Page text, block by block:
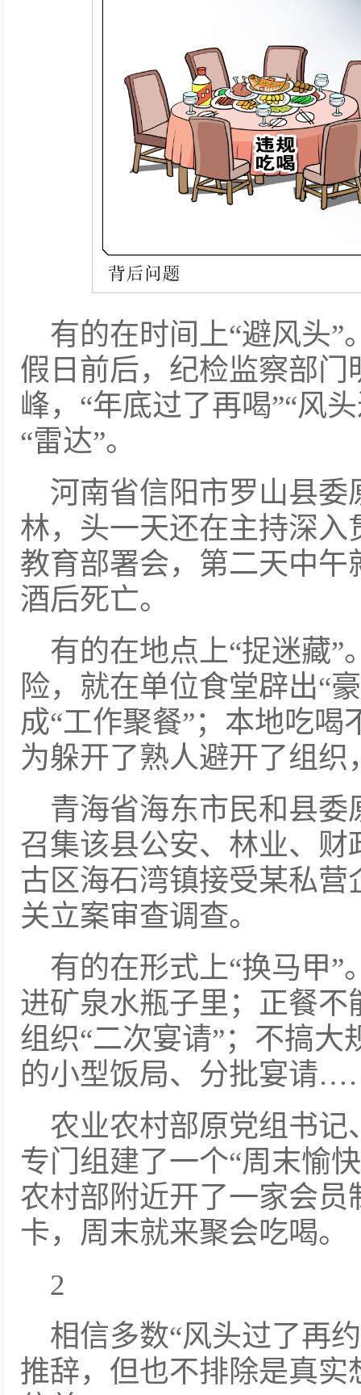
有的在时间上“避风头
假日前后，纪检监察部
峰，“年底过了再喝”“风
“雷达”。
河南省信阳市罗山县
林，头一天还在主持深
教育部署会，第二天中
酒后死亡。
有的在地点上“捉迷藏
险，就在单位食堂辟出“
成“工作聚餐”；本地吃
为躲开了熟人避开了组织
青海省海东市民和县
召集该县公安、林业、
古区海石湾镇接受某私
关立案审查调查。
有的在形式上“换马甲
进矿泉水瓶子里；正餐
组织“二次宴请”；不搞大
的小型饭局、分批宴请
农业农村部原党组书
专门组建了一个“周末愉
农村部附近开了一家会
卡，周末就来聚会吃喝。
2
相信多数“风头过了再
推辞，但也不排除是真